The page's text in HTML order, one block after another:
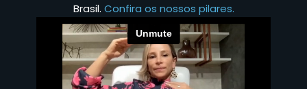
Brasil. Confira os nossos pilares.